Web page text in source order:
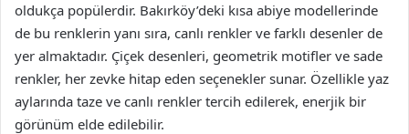
oldukça popülerdir. Bakırköy’deki kısa abiye modellerinde
de bu renklerin yanı sıra, canlı renkler ve farklı desenler de
yer almaktadır. Çiçek desenleri, geometrik motifler ve sade
renkler, her zevke hitap eden seçenekler sunar. Özellikle yaz
aylarında taze ve canlı renkler tercih edilerek, enerjik bir
görünüm elde edilebilir.